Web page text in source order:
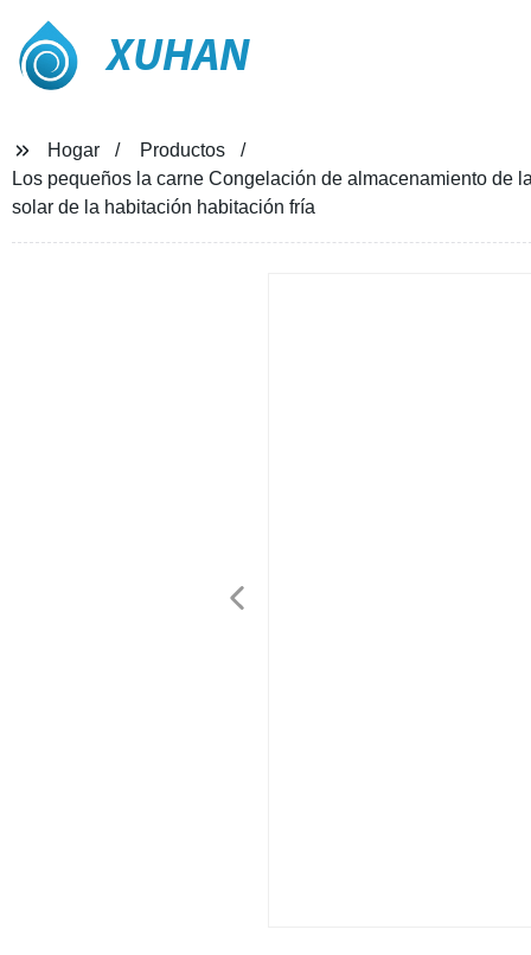
XUHAN
Hogar
Productos
Los pequeños la carne Congelación de almacenamiento de
solar de la habitación habitación fría